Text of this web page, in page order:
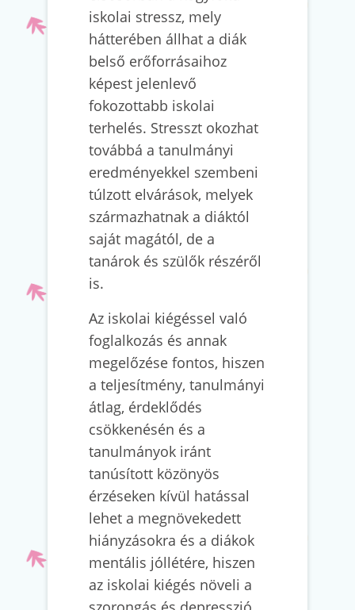
iskolai stressz, mely
hátterében állhat a diák
belső erőforrásaihoz
képest jelenlevő
fokozottabb iskolai
terhelés. Stresszt okozhat
továbbá a tanulmányi
eredményekkel szembeni
túlzott elvárások, melyek
származhatnak a diáktól
saját magától, de a
tanárok és szülők részéről
is.
Az iskolai kiégéssel való
foglalkozás és annak
megelőzése fontos, hiszen
a teljesítmény, tanulmányi
átlag, érdeklődés
csökkenésén és a
tanulmányok iránt
tanúsított közönyös
érzéseken kívül hatással
lehet a megnövekedett
hiányzásokra és a diákok
mentális jóllétére, hiszen
az iskolai kiégés növeli a